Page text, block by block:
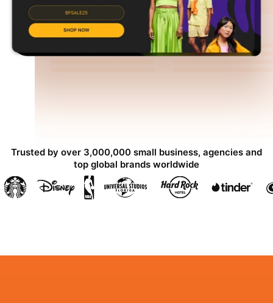
Trusted by over 3,000,000 small business, agencies and
top global brands worldwide